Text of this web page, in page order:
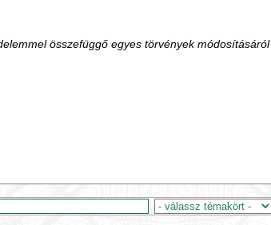
összefüggő egyes törvények módosításáról